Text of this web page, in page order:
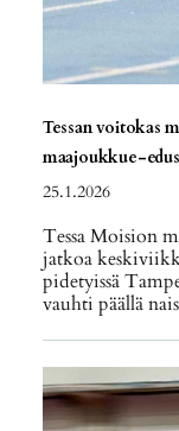
Tessan voitokas
maajoukkue-
25.1.2026
Tessa Moision
jatkoa
pidetyissä
vauhti päällä